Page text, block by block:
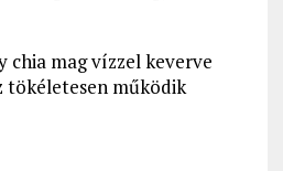
chia mag vízzel keverve
tökéletesen működik